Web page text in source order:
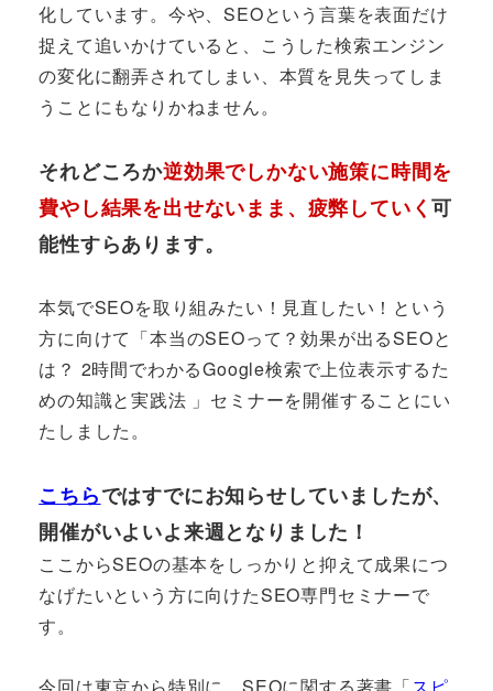
化しています。今や、SEOという言葉を表面だけ
捉えて追いかけていると、こうした検索エンジン
の変化に翻弄されてしまい、本質を見失ってしま
うことにもなりかねません。
それどころか逆効果でしかない施策に時間を
費やし結果を出せないまま、疲弊していく可
能性すらあります。
本気でSEOを取り組みたい！見直したい！という
方に向けて「本当のSEOって？効果が出るSEOと
は？ 2時間でわかるGoogle検索で上位表示するた
めの知識と実践法 」セミナーを開催することにい
たしました。
こちらではすでにお知らせしていましたが、
開催がいよいよ来週となりました！
ここからSEOの基本をしっかりと抑えて成果につ
なげたいという方に向けたSEO専門セミナーで
す。